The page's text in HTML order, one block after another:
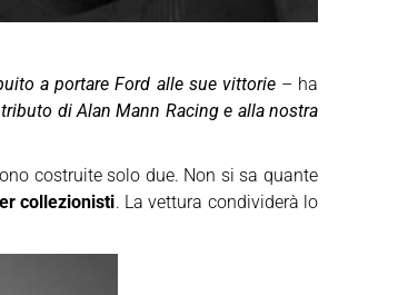
a portare Ford alle sue vittorie– ha
di Alan Mann Racing e alla nostra
costruite solo due. Non si sa quante
collezionisti. La vettura condividerà lo